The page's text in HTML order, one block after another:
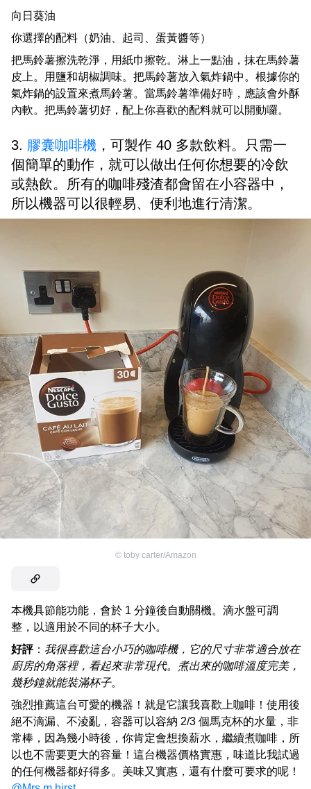
向日葵油
你選擇的配料（奶油、起司、蛋黃醬等）
把馬鈴薯擦洗乾淨，用紙巾擦乾。淋上一點油，抹在馬鈴薯
皮上。用鹽和胡椒調味。把馬鈴薯放入氣炸鍋中。根據你的
氣炸鍋的設置來煮馬鈴薯。當馬鈴薯準備好時，應該會外酥
內軟。把馬鈴薯切好，配上你喜歡的配料就可以開動囉。
3. 膠囊咖啡機 ，可製作 40 多款飲料。只需一
個簡單的動作，就可以做出任何你想要的冷飲
或熱飲。所有的咖啡殘渣都會留在小容器中，
所以機器可以很輕易、便利地進行清潔。
© toby carter/Amazon
本機具節能功能，會於 1 分鐘後自動關機。滴水盤可調
整，以適用於不同的杯子大小。
好評： 我很喜歡這台小巧的咖啡機，它的尺寸非常適合放在
廚房的角落裡，看起來非常現代。煮出來的咖啡溫度完美，
幾秒鐘就能裝滿杯子。
強烈推薦這台可愛的機器！就是它讓我喜歡上咖啡！使用後
絕不滴漏、不淩亂，容器可以容納 2/3 個馬克杯的水量，非
常棒，因為幾小時後，你肯定會想換薪水，繼續煮咖啡，所
以也不需要更大的容量！這台機器價格實惠，味道比我試過
的任何機器都好得多。美味又實惠，還有什麼可要求的呢！